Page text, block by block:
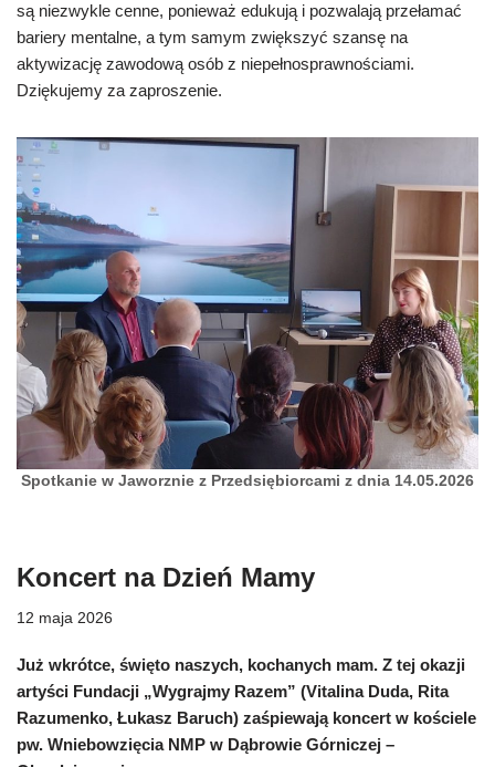
są niezwykle cenne, ponieważ edukują i pozwalają przełamać
bariery mentalne, a tym samym zwiększyć szansę na
aktywizację zawodową osób z niepełnosprawnościami.
Dziękujemy za zaproszenie.
Spotkanie w Jaworznie z Przedsiębiorcami z dnia 14.05.2026
Koncert na Dzień Mamy
12 maja 2026
Już wkrótce, święto naszych, kochanych mam. Z tej okazji
artyści Fundacji „Wygrajmy Razem” (Vitalina Duda, Rita
Razumenko, Łukasz Baruch) zaśpiewają koncert w kościele
pw. Wniebowzięcia NMP w Dąbrowie Górniczej –